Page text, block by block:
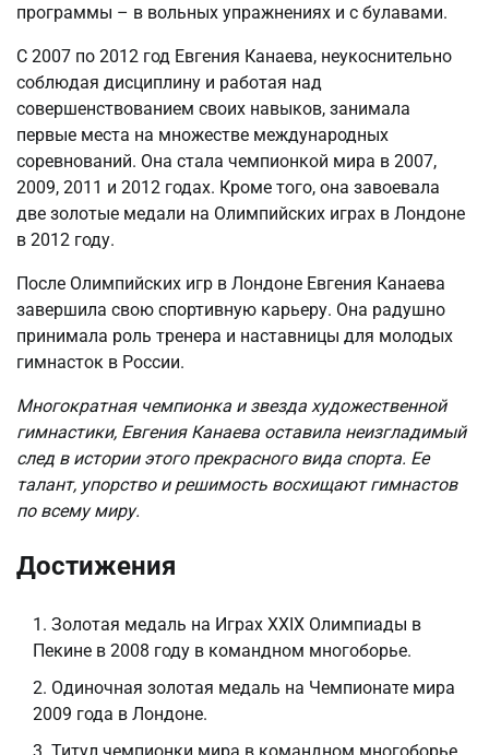
программы – в вольных упражнениях и с булавами.
С 2007 по 2012 год Евгения Канаева, неукоснительно
соблюдая дисциплину и работая над
совершенствованием своих навыков, занимала
первые места на множестве международных
соревнований. Она стала чемпионкой мира в 2007,
2009, 2011 и 2012 годах. Кроме того, она завоевала
две золотые медали на Олимпийских играх в Лондоне
в 2012 году.
После Олимпийских игр в Лондоне Евгения Канаева
завершила свою спортивную карьеру. Она радушно
принимала роль тренера и наставницы для молодых
гимнасток в России.
Многократная чемпионка и звезда художественной
гимнастики, Евгения Канаева оставила неизгладимый
след в истории этого прекрасного вида спорта. Ее
талант, упорство и решимость восхищают гимнастов
по всему миру.
Достижения
Золотая медаль на Играх XXIX Олимпиады в
Пекине в 2008 году в командном многоборье.
Одиночная золотая медаль на Чемпионате мира
2009 года в Лондоне.